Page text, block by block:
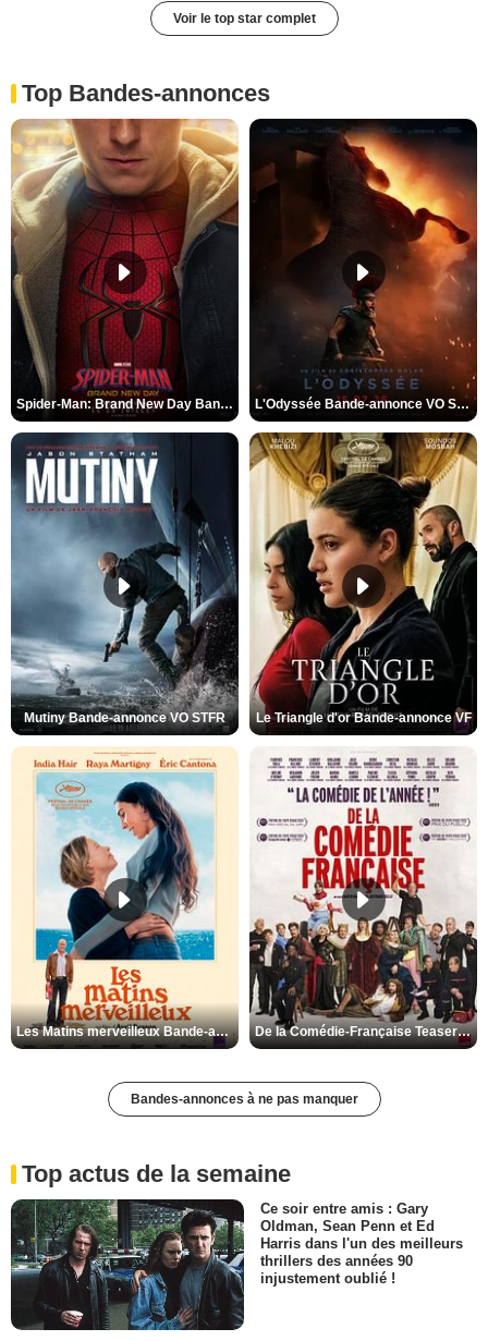
Voir le top star complet
Top Bandes-annonces
Spider-Man: Brand New Day Bande-annonce VO STFR L'Odyssée Bande-annonce VO STFR
Mutiny Bande-annonce VO STFR Le Triangle d'or Bande-annonce VF
Les Matins merveilleux Bande-annonce VF De la Comédie-Française Teaser VF
Bandes-annonces à ne pas manquer
Top actus de la semaine
Ce soir entre amis : Gary
Oldman, Sean Penn et Ed
Harris dans l'un des meilleurs
thrillers des années 90
injustement oublié !